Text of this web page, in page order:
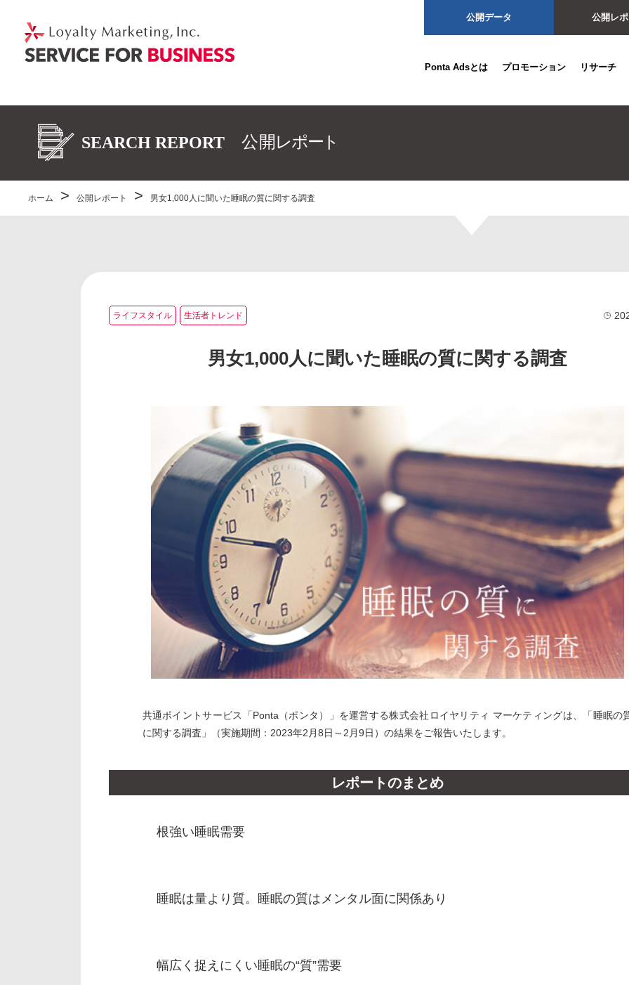
公開データ 公開レ
Ponta Adsとは プロモーション リサーチ
ホーム 公開レポート 男女1,000人に聞いた睡眠の質に関する調査
ライフスタイル 生活者トレンド
男女1,000人に聞いた睡眠の質に関する調査
共通ポイントサービス「Ponta（ポンタ）」を運営する株式会社ロイヤリティ マーケティングは、「睡眠の
に関する調査」（実施期間：2023年2月8日～2月9日）の結果をご報告いたします。
レポートのまとめ
根強い睡眠需要
睡眠は量より質。睡眠の質はメンタル面に関係あり
幅広く捉えにくい睡眠の“質”需要